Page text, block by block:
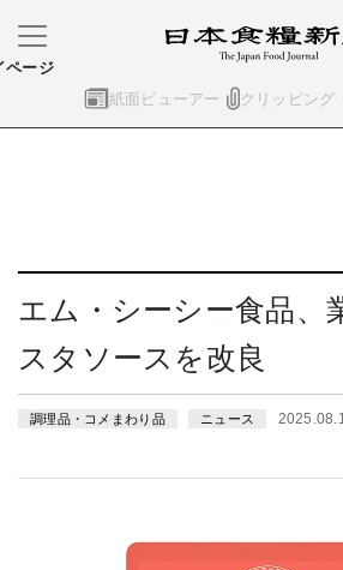
紙面ビューアー クリッピング
ページ
エム・シーシー食品、
スタソースを改良
調理品・コメまわり品 ニュース